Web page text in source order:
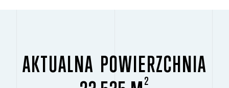
AKTUALNA POWIERZCHNIA
2